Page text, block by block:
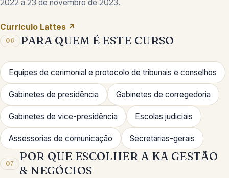
2022 a 23 de novembro de 2023.
Currículo Lattes ↗
06 PARA QUEM É ESTE CURSO
Equipes de cerimonial e protocolo de tribunais e conselhos
Gabinetes de presidência Gabinetes de corregedoria
Gabinetes de vice-presidência Escolas judiciais
Assessorias de comunicação Secretarias-gerais
07
POR QUE ESCOLHER A KA GESTÃO
& NEGÓCIOS